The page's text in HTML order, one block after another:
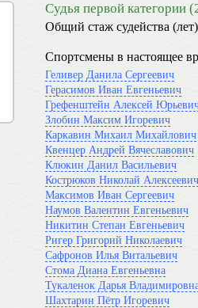
Судья первой категории
Общий стаж судейства
Спортсмены в настоящее
Геливер Данила Сергеевич
Герасимов Иван Евгеньевич
Грефенштейн Алексей
Злобин Максим Игоревич
Каркавин Михаил Михайлович
Квенцер Андрей Вячеславович
Клюкин Данил Васильевич
Кострюков Николай Алексеевич
Максимов Иван Сергеевич
Наумов Валентин Евгеньевич
Никитин Степан Евгеньевич
Ригер Григорий Николаевич
Сафронов Илья Витальевич
Стома Диана Евгеньевна
Тукаленок Дарья
Шахтарин Пётр Игоревич